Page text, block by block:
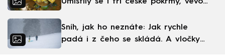
Sníh, jak ho neznáte: Jak rychle
padá i z čeho se skládá. A vločky